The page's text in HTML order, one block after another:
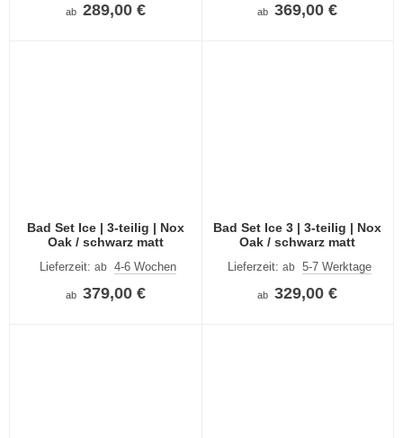
ab 289,00 € ab 369,00 €
Bad Set Ice | 3-teilig | Nox
Oak / schwarz matt
Lieferzeit: ab 4-6 Wochen
ab 379,00 €
Bad Set Ice 3 | 3-teilig | Nox
Oak / schwarz matt
Lieferzeit:ab 5-7 Werktage
ab 329,00 €